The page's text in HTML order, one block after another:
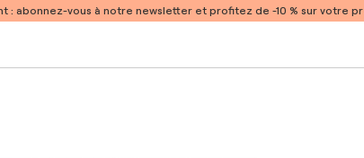
: abonnez-vous à notre newsletter et profitez de -10 % sur votre